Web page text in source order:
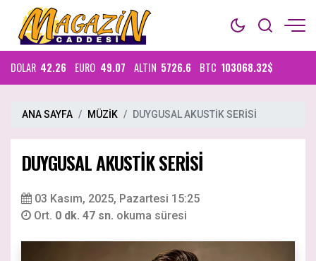
DOLAR 42.26 EURO 49.07 ALTIN 5726.6 BTC 103068.32$
ANA SAYFA MÜZİK DUYGUSAL AKUSTİK SERİSİ
DUYGUSAL AKUSTİK SERİSİ
03 Kasım, 2025, Pazartesi 15:25
Ort. 0 dk. 47 sn. okuma süresi